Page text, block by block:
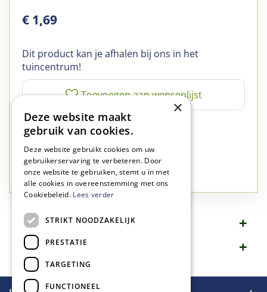
€ 1,69
Dit product kan je afhalen bij ons in het
tuincentrum!
✅A-kwaliteit planten
✅77 jaar familie bedrijf
✅Groen, dat is wat we doen
Omschrijving
Specificaties
×
Deze website maakt
gebruik van cookies.
Deze website gebruikt cookies om uw
gebruikerservaring te verbeteren. Door
onze website te gebruiken, stemt u in met
alle cookies in overeenstemming met ons
Cookiebeleid. Lees verder
STRIKT NOODZAKELIJK
PRESTATIE
TARGETING
FUNCTIONEEL